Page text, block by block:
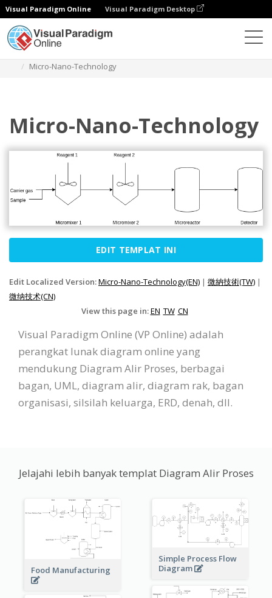
Visual Paradigm Online Visual Paradigm Desktop
Micro-Nano-Technology
Micro-Nano-Technology
EDIT TEMPLAT INI
Edit Localized Version:Micro-Nano-Technology(EN) | 微納技術(TW) |
微纳技术(CN)
View this page in:EN TW CN
Visual Paradigm Online (VP Online) adalah
perangkat lunak diagram online yang
mendukung Diagram Alir Proses, berbagai
bagan, UML, diagram alir, diagram rak, bagan
organisasi, silsilah keluarga, ERD, denah, dll.
Jelajahi lebih banyak templat Diagram Alir Proses
Food Manufacturing
Simple Process Flow
Diagram